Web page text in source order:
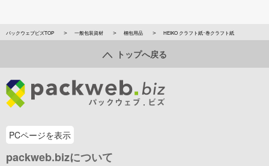
パックウェブビズTOP 一般包装資材 梱包用品 HEIKO クラフト紙･巻クラフト紙
トップへ戻る
PCページを表示
packweb.bizについて